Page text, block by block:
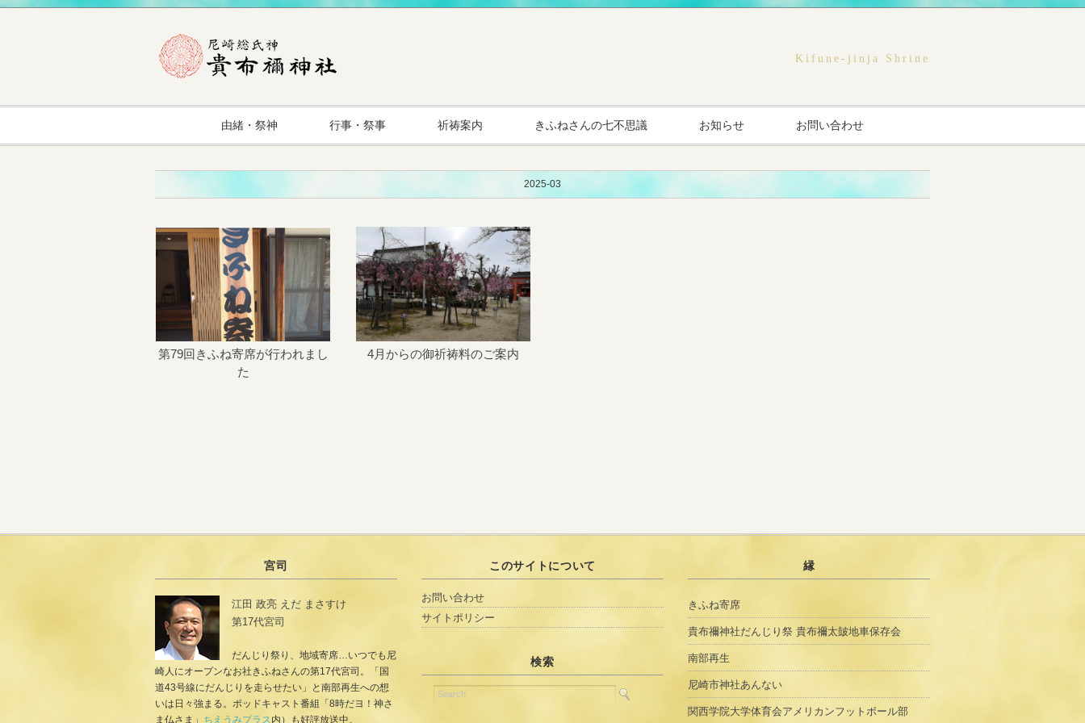
Kifune-jinja Shrine
由緒・祭神 行事・祭事 祈祷案内 きふねさんの七不思議 お知らせ お問い合わせ
2025-03
第79回きふね寄席が行われまし
た
4月からの御祈祷料のご案内
宮司
江田 政亮 えだ まさすけ
第17代宮司
だんじり祭り、地域寄席…いつでも尼
崎人にオープンなお社きふねさんの第17代宮司。「国
道43号線にだんじりを走らせたい」と南部再生への想
いは日々強まる。ポッドキャスト番組「8時だヨ！神さ
ま仏さま」 ちえうみプラス内）も好評放送中。
このサイトについて
お問い合わせ
サイトポリシー
検索
縁
きふね寄席
貴布禰神社だんじり祭 貴布禰太皷地車保存会
南部再生
尼崎市神社あんない
関西学院大学体育会アメリカンフットボール部